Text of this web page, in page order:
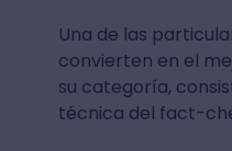
Una de las
convierten en el
su categoría,
técnica del fact-